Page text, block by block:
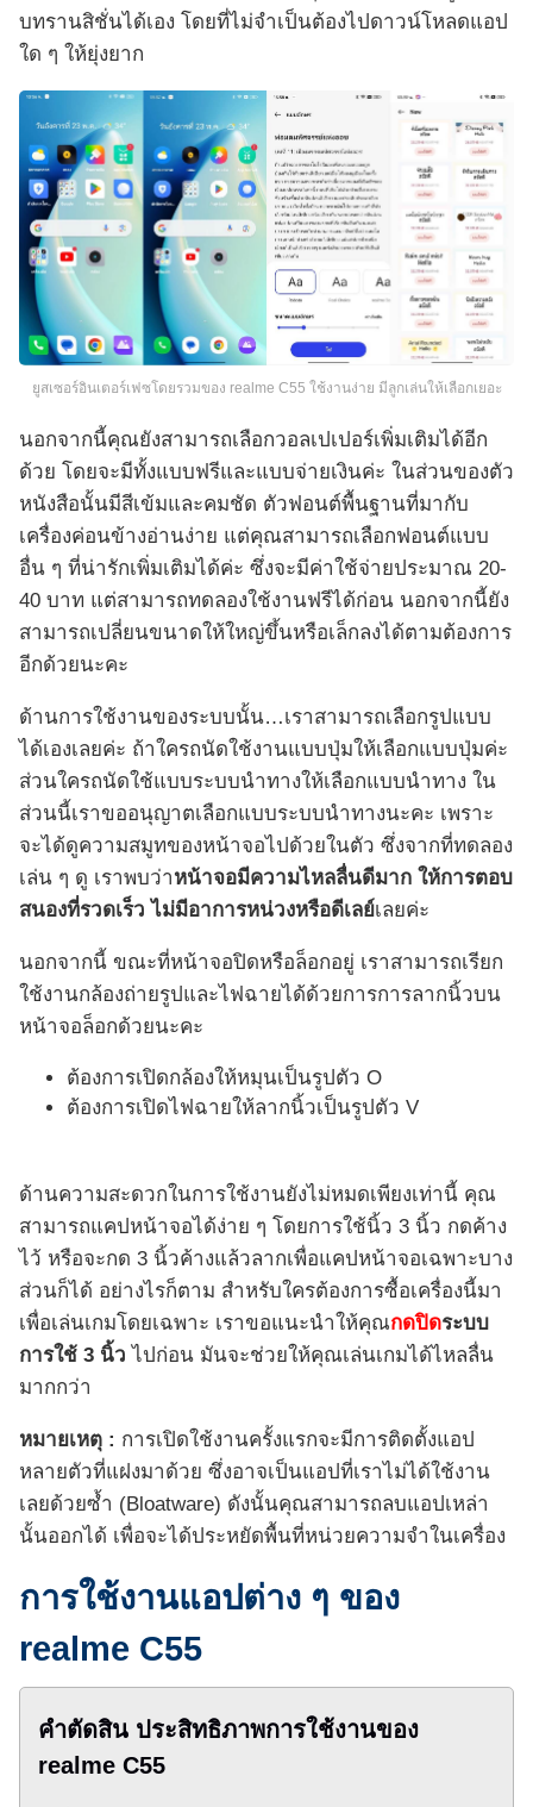
บทรานสิชั่นได้เอง โดยที่ไม่จำเป็นต้องไปดาวน์โหลดแอป
ใด ๆ ให้ยุ่งยาก
ยูสเซอร์อินเตอร์เฟซโดยรวมของ realme C55 ใช้งานง่าย มีลูกเล่นให้เลือกเยอะ
นอกจากนี้คุณยังสามารถเลือกวอลเปเปอร์เพิ่มเติมได้อีก
ด้วย โดยจะมีทั้งแบบฟรีและแบบจ่ายเงินค่ะ ในส่วนของตัว
หนังสือนั้นมีสีเข้มและคมชัด ตัวฟอนต์พื้นฐานที่มากับ
เครื่องค่อนข้างอ่านง่าย แต่คุณสามารถเลือกฟอนต์แบบ
อื่น ๆ ที่น่ารักเพิ่มเติมได้ค่ะ ซึ่งจะมีค่าใช้จ่ายประมาณ 20-
40 บาท แต่สามารถทดลองใช้งานฟรีได้ก่อน นอกจากนี้ยัง
สามารถเปลี่ยนขนาดให้ใหญ่ขึ้นหรือเล็กลงได้ตามต้องการ
อีกด้วยนะคะ
ด้านการใช้งานของระบบนั้น…เราสามารถเลือกรูปแบบ
ได้เองเลยค่ะ ถ้าใครถนัดใช้งานแบบปุ่มให้เลือกแบบปุ่มค่ะ
ส่วนใครถนัดใช้แบบระบบนำทางให้เลือกแบบนำทาง ใน
ส่วนนี้เราขออนุญาตเลือกแบบระบบนำทางนะคะ เพราะ
จะได้ดูความสมูทของหน้าจอไปด้วยในตัว ซึ่งจากที่ทดลอง
เล่น ๆ ดู เราพบว่าหน้าจอมีความไหลลื่นดีมาก ให้การตอบ
สนองที่รวดเร็ว ไม่มีอาการหน่วงหรือดีเลย์เลยค่ะ
นอกจากนี้ ขณะที่หน้าจอปิดหรือล็อกอยู่ เราสามารถเรียก
ใช้งานกล้องถ่ายรูปและไฟฉายได้ด้วยการการลากนิ้วบน
หน้าจอล็อกด้วยนะคะ
ต้องการเปิดกล้องให้หมุนเป็นรูปตัว O
ต้องการเปิดไฟฉายให้ลากนิ้วเป็นรูปตัว V
ด้านความสะดวกในการใช้งานยังไม่หมดเพียงเท่านี้ คุณ
สามารถแคปหน้าจอได้ง่าย ๆ โดยการใช้นิ้ว 3 นิ้ว กดค้าง
ไว้ หรือจะกด 3 นิ้วค้างแล้วลากเพื่อแคปหน้าจอเฉพาะบาง
ส่วนก็ได้ อย่างไรก็ตาม สำหรับใครต้องการซื้อเครื่องนี้มา
เพื่อเล่นเกมโดยเฉพาะ เราขอแนะนำให้คุณกดปิดระบบ
การใช้ 3 นิ้ว ไปก่อน มันจะช่วยให้คุณเล่นเกมได้ไหลลื่น
มากกว่า
หมายเหตุ : การเปิดใช้งานครั้งแรกจะมีการติดตั้งแอป
หลายตัวที่แฝงมาด้วย ซึ่งอาจเป็นแอปที่เราไม่ได้ใช้งาน
เลยด้วยซ้ำ (Bloatware) ดังนั้นคุณสามารถลบแอปเหล่า
นั้นออกได้ เพื่อจะได้ประหยัดพื้นที่หน่วยความจำในเครื่อง
การใช้งานแอปต่าง ๆ ของ
realme C55
คำตัดสิน ประสิทธิภาพการใช้งานของ
realme C55